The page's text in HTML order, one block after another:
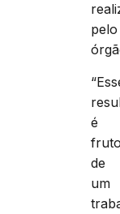
pelo
é
de
um